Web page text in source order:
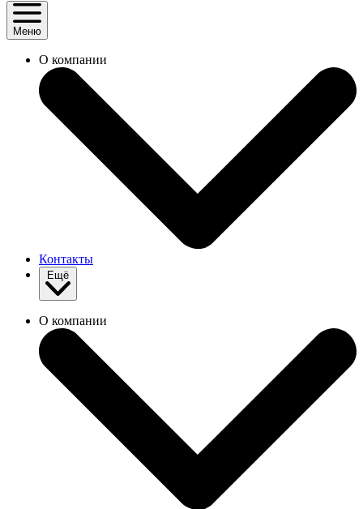
Меню
О компании
Контакты
О компании